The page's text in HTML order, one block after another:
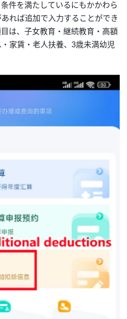
件を満たしているにもかかわら
れば追加で入力することができ
は、子女教育・継続教育・高額
家賃・老人扶養、3歳未満幼児